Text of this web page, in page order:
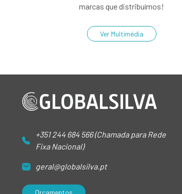
marcas que distribuímos!
Ver Multimédia
+351 244 684 566 (Chamada para Rede
Fixa Nacional)
geral@globalsilva.pt